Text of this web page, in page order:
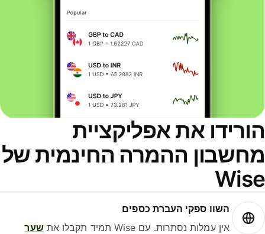
את אפליקציית
ההמרה החינמית של
השוו ספקי העברת כספים
אין עמלות נסתרות. עם Wise תמיד תקבלו את
שער